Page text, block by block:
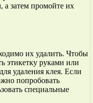
затем промойте их
их удалить. Чтобы
этикетку руками или
удаления клея. Если
попробовать
специальные